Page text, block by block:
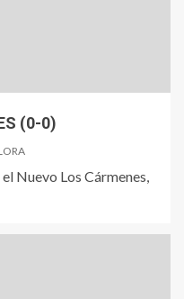
(0-0)
Nuevo Los Cármenes,